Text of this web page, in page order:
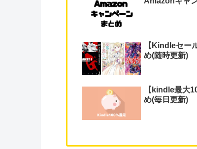
【Kindleセー
め(随時更新)
【kindle最大
め(毎日更新)